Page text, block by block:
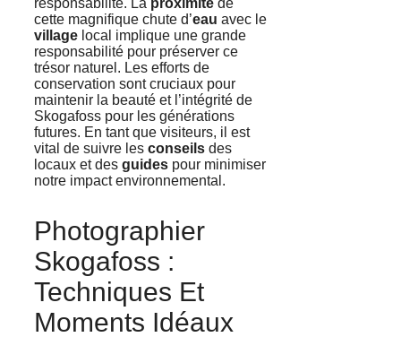
cette magnifique chute d’eau avec le
village local implique une grande
responsabilité pour préserver ce
trésor naturel. Les efforts de
conservation sont cruciaux pour
maintenir la beauté et l’intégrité de
Skogafoss pour les générations
futures. En tant que visiteurs, il est
vital de suivre les conseils des
locaux et des guides pour minimiser
notre impact environnemental.
Photographier
Skogafoss :
Techniques Et
Moments Idéaux